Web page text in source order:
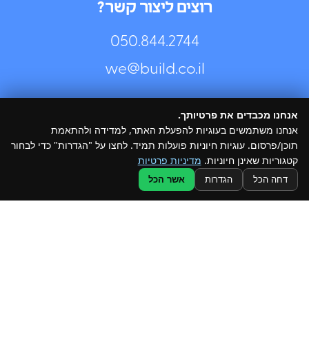
תחומי פעילות
הפרויקטים שלנו
מגזין
רוצים ליצור קשר?
050.844.2744⁩
we@build.co.il
עיריות ומועצות ולכל מי שבקטע של עירוניות. אפשר לקבל רעיונות
@ כל הזכויות שמורות ל –Build
אנחנו מכבדים את פרטיותך.
אנחנו משתמשים בעוגיות להפעלת האתר, למדידה ולהתאמת
תוכן/פרסום. עוגיות חיוניות פועלות תמיד. לחצו על "הגדרות" כדי לבחור
קטגוריות שאינן חיוניות. מדיניות פרטיות
דחה הכל הגדרות אשר הכל